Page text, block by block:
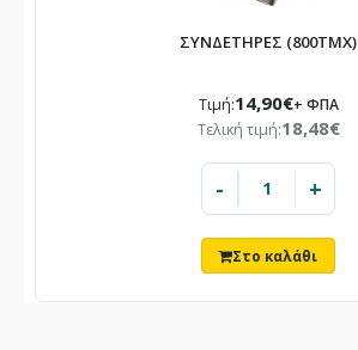
ΣΥΝΔΕΤΗΡΕΣ (800ΤΜΧ)
Τιμή:14,90€+ ΦΠΑ
Τελική τιμή:18,48€
- +